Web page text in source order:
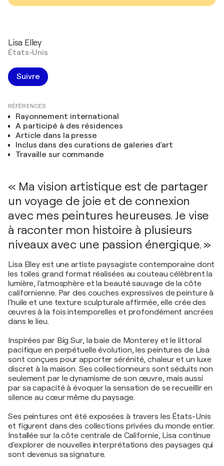
Lisa Elley
États-Unis
Suivre
RÉFÉRENCES
Rayonnement international
A participé à des résidences
Article dans la presse
Inclus dans des curations de galeries d'art
Travaille sur commande
« Ma vision artistique est de partager
un voyage de joie et de connexion
avec mes peintures heureuses. Je vise
à raconter mon histoire à plusieurs
niveaux avec une passion énergique. »
Lisa Elley est une artiste paysagiste contemporaine dont
les toiles grand format réalisées au couteau célèbrent la
lumière, l'atmosphère et la beauté sauvage de la côte
californienne. Par des couches expressives de peinture à
l'huile et une texture sculpturale affirmée, elle crée des
œuvres à la fois intemporelles et profondément ancrées
dans le lieu.
Inspirées par Big Sur, la baie de Monterey et le littoral
pacifique en perpétuelle évolution, les peintures de Lisa
sont conçues pour apporter sérénité, chaleur et un luxe
discret à la maison. Ses collectionneurs sont séduits non
seulement par le dynamisme de son œuvre, mais aussi
par sa capacité à évoquer la sensation de se recueillir en
silence au cœur même du paysage.
Ses peintures ont été exposées à travers les États-Unis
et figurent dans des collections privées du monde entier.
Installée sur la côte centrale de Californie, Lisa continue
d'explorer de nouvelles interprétations des paysages qui
sont devenus sa signature.